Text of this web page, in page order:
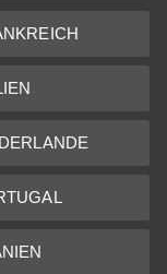
Anbietern inkl.